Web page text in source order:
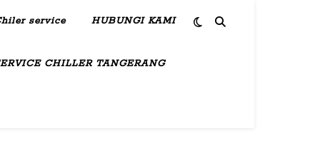
service HUBUNGI KAMI
CHILLER TANGERANG